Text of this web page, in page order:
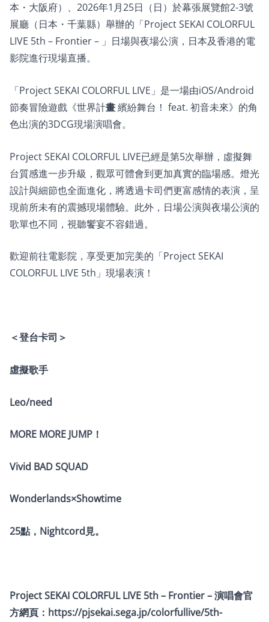
本・大阪府）、2026年1月25日（日）於幕張展覽館2-3號
展廳（日本・千葉縣）舉辦的「Project SEKAI COLORFUL
LIVE 5th – Frontier – 」日場與夜場公演，日本及香港的電
影院進行現場直播。
「Project SEKAI COLORFUL LIVE」是一場由iOS/Android
節奏冒險遊戲《世界計畫繽紛舞台！ feat. 初音未來》的角
色出演的3DCG現場演唱會。
Project SEKAI COLORFUL LIVE已經是第5次舉辦，虛擬舞
台質感進一步升級，觀眾可體會到更加真實的臨場感。燈光
設計與細節也全面進化，將透過卡司們更富感情的表演，呈
現前所未有的震撼現場體驗。此外，日場公演與夜場公演的
歌單也不同，視聽饗宴不容錯過。
歡迎前往電影院，享受更加完美的「Project SEKAI
COLORFUL LIVE 5th」現場表演！
＜登台卡司＞
虛擬歌手
Leo/need
MORE MORE JUMP！
Vivid BAD SQUAD
Wonderlands×Showtime
25點，Nightcord見。
Project SEKAI COLORFUL LIVE 5th – Frontier – 演唱會官
方網頁： https://pjsekai.sega.jp/colorfullive/5th-